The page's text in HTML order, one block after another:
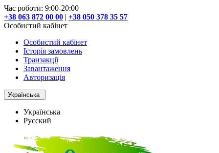
Час роботи: 9:00-20:00
+38 063 872 00 00 | +38 050 378 35 57
Особистий кабінет
Особистий кабінет
Історія замовлень
Транзакції
Завантаження
Авторизація
Українська
Українська
Русский